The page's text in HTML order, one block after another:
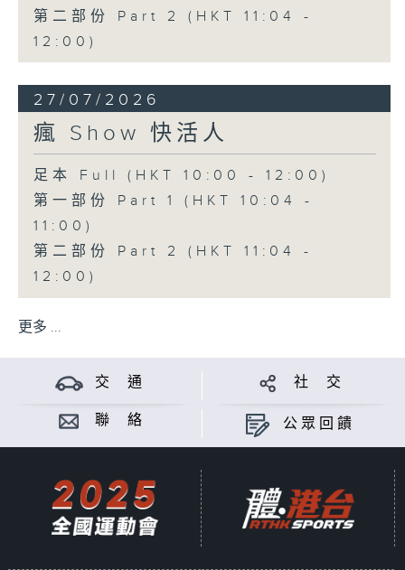
第二部份 Part 2 (HKT 11:04 -
12:00)
27/07/2026
瘋 Show 快活人
足本 Full (HKT 10:00 - 12:00)
第一部份 Part 1 (HKT 10:04 -
11:00)
第二部份 Part 2 (HKT 11:04 -
12:00)
更多 ...
交 通 社 交
聯 絡 公眾回饋